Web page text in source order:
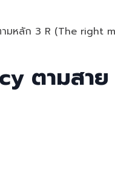
ามหลัก 3 R (The right
ตามสาย